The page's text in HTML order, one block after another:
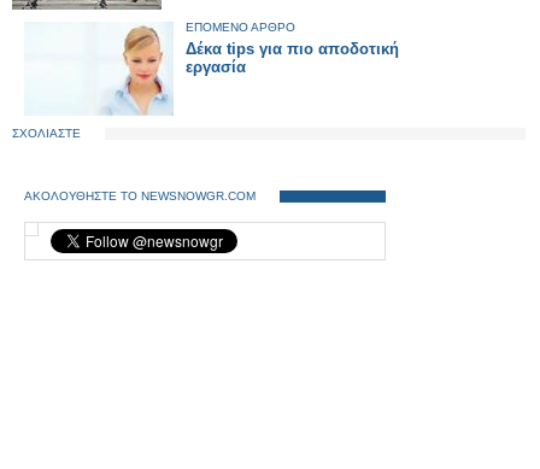
ΕΠΟΜΕΝΟ ΑΡΘΡΟ
Δέκα tips για πιο αποδοτική
εργασία
ΣΧΟΛΙΑΣΤΕ
ΑΚΟΛΟΥΘΗΣΤΕ ΤΟ NEWSNOWGR.COM